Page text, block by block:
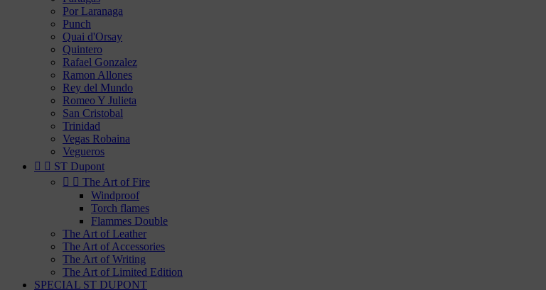
Por Laranaga
Punch
Quai d'Orsay
Quintero
Rafael Gonzalez
Ramon Allones
Rey del Mundo
Romeo Y Julieta
San Cristobal
Trinidad
Vegas Robaina
Vegueros
  ST Dupont
  The Art of Fire
Windproof
Torch flames
Flammes Double
The Art of Leather
The Art of Accessories
The Art of Writing
The Art of Limited Edition
SPECIAL ST DUPONT